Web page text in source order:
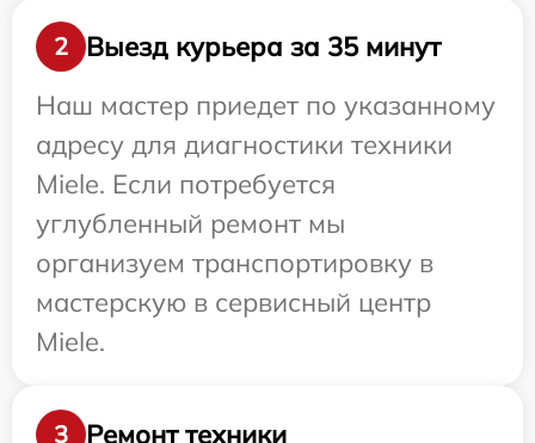
2
Выезд курьера за 35 минут
Наш мастер приедет по указанному
адресу для диагностики техники
Miele. Если потребуется
углубленный ремонт мы
организуем транспортировку в
мастерскую в сервисный центр
Miele.
3 Ремонт техники